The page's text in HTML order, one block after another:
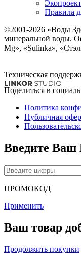
Правила
©2001-2026 «Воды
минеральной воды.
Mg», «Sulinka»,
Техническая
Поделиться в
Политика
Публичная
Введите
ПРОМОКОД
Применить
Ваш товар
Продолжить покупки